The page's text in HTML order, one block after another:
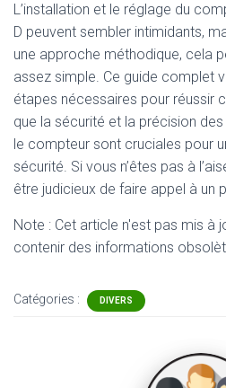
L’installation et le réglage du
D peuvent sembler intimidants,
une approche méthodique, cela
assez simple. Ce guide complet
étapes nécessaires pour réussir
que la sécurité et la précision
le compteur sont cruciales pour
sécurité. Si vous n’êtes pas à
être judicieux de faire appel à un
Note : Cet article n'est pas mis à
contenir des informations
Catégories : DIVERS